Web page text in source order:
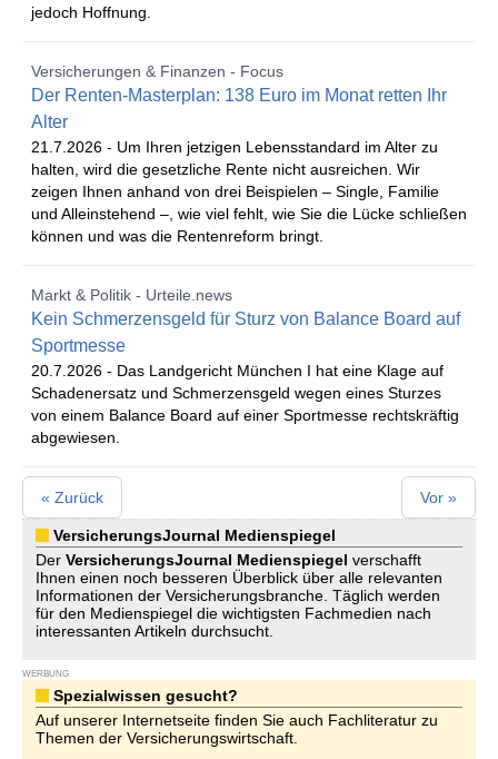
jedoch Hoffnung.
Versicherungen & Finanzen - Focus
Der Renten-Masterplan: 138 Euro im Monat retten Ihr
Alter
21.7.2026 - Um Ihren jetzigen Lebensstandard im Alter zu
halten, wird die gesetzliche Rente nicht ausreichen. Wir
zeigen Ihnen anhand von drei Beispielen – Single, Familie
und Alleinstehend –, wie viel fehlt, wie Sie die Lücke schließen
können und was die Rentenreform bringt.
Markt & Politik - Urteile.news
Kein Schmerzensgeld für Sturz von Balance Board auf
Sportmesse
20.7.2026 - Das Landgericht München I hat eine Klage auf
Schadenersatz und Schmerzensgeld wegen eines Sturzes
von einem Balance Board auf einer Sportmesse rechtskräftig
abgewiesen.
« Zurück Vor »
VersicherungsJournal Medienspiegel
Der VersicherungsJournal Medienspiegel verschafft
Ihnen einen noch besseren Überblick über alle relevanten
Informationen der Versicherungsbranche. Täglich werden
für den Medienspiegel die wichtigsten Fachmedien nach
interessanten Artikeln durchsucht.
WERBUNG
Spezialwissen gesucht?
Auf unserer Internetseite finden Sie auch Fachliteratur zu
Themen der Versicherungswirtschaft.